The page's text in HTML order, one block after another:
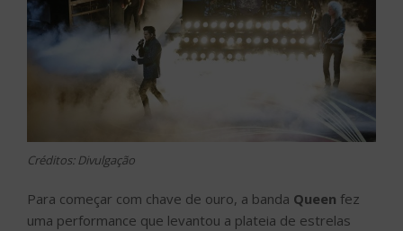
Créditos: Divulgação
Para começar com chave de ouro, a banda Queen fez
uma performance que levantou a plateia de estrelas